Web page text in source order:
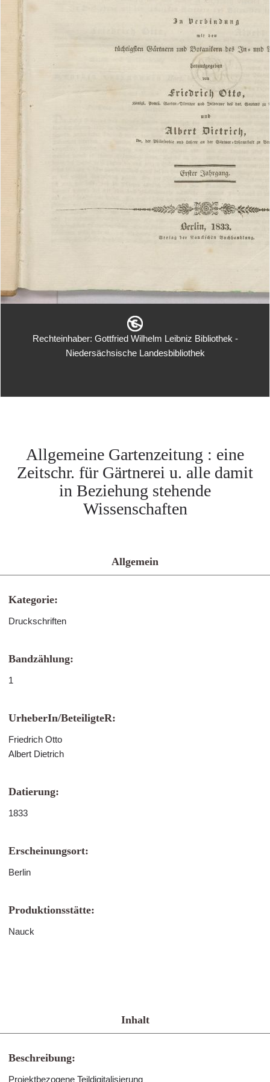
Rechteinhaber: Gottfried Wilhelm Leibniz Bibliothek -
Niedersächsische Landesbibliothek
Allgemeine Gartenzeitung : eine
Zeitschr. für Gärtnerei u. alle damit
in Beziehung stehende
Wissenschaften
Allgemein
Kategorie:
Druckschriften
Bandzählung:
1
UrheberIn/BeteiligteR:
Friedrich Otto
Albert Dietrich
Datierung:
1833
Erscheinungsort:
Berlin
Produktionsstätte:
Nauck
Inhalt
Beschreibung:
Projektbezogene Teildigitalisierung